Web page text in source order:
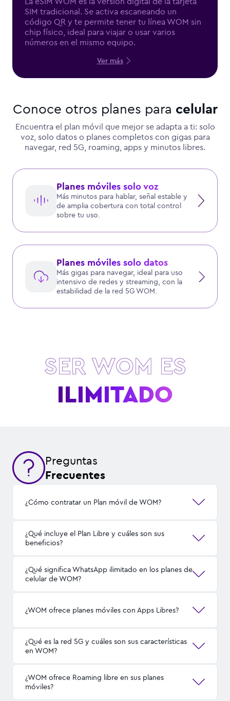
SIM tradicional. Se activa escaneando un
código QR y te permite tener tu línea WOM sin
chip físico, ideal para viajar o usar varios
números en el mismo equipo.
Ver más
Conoce otros planes para celular
Encuentra el plan móvil que mejor se adapta a ti: solo
voz, solo datos o planes completos con gigas para
navegar, red 5G, roaming, apps y minutos libres.
Planes móviles solo voz
Más minutos para hablar, señal estable y
de amplia cobertura con total control
sobre tu uso.
Planes móviles solo datos
Más gigas para navegar, ideal para uso
intensivo de redes y streaming, con la
estabilidad de la red 5G WOM.
SER WOM ES
VELOCIDAD
Preguntas
Frecuentes
¿Cómo contratar un Plan móvil de WOM?
¿Qué incluye el Plan Libre y cuáles son sus
beneficios?
¿Qué significa WhatsApp ilimitado en los planes de
celular de WOM?
¿WOM ofrece planes móviles con Apps Libres?
¿Qué es la red 5G y cuáles son sus características
en WOM?
¿WOM ofrece Roaming libre en sus planes
móviles?